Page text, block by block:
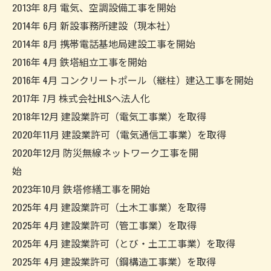
2013年 8月 電気、空調設備工事を開始
2014年 6月 新設事務所建設（現本社）
2014年 8月 携帯電話基地局建設工事を開始
2016年 4月 鉄塔組立工事を開始
2016年 4月 コンクリートポール（継柱）建込工事を開始
2017年 7月 株式会社HLSへ法人化
2018年12月 建設業許可（電気工事業）を取得
2020年11月 建設業許可（電気通信工事業）を取得
2020年12月 防災無線ネットワーク工事を開
始
2023年10月 鉄塔修繕工事を開始
2025年 4月 建設業許可（土木工事業）を取得
2025年 4月 建設業許可（管工事業）を取得
2025年 4月 建設業許可（とび・土工工事業）を取得
2025年 4月 建設業許可（鋼構造工事業）を取得
お問い合わせはこちら